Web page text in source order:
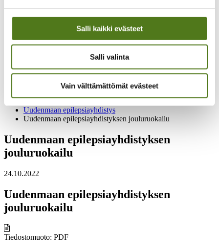
Salli kaikki evästeet
Salli valinta
Vain välttämättömät evästeet
Saavutettavuusseloste
Laskutusosoitteet
Yhdistysten yhteystiedot
På Svenska
Epilepsialiitto
Tutustu epilepsiayhdistyksiin
Uudenmaan epilepsiayhdistys
Uudenmaan epilepsiayhdistyksen jouluruokailu
Uudenmaan epilepsiayhdistyksen
jouluruokailu
24.10.2022
Uudenmaan epilepsiayhdistyksen
jouluruokailu
Tiedostomuoto: PDF